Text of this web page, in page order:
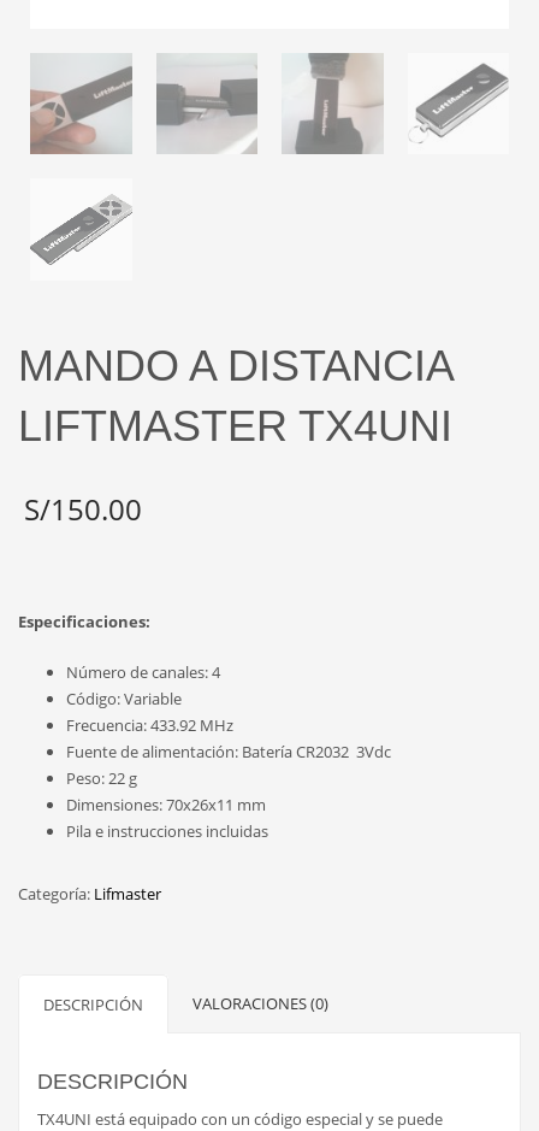
MANDO A DISTANCIA
LIFTMASTER TX4UNI
S/150.00
Especificaciones:
Número de canales: 4
Código: Variable
Frecuencia: 433.92 MHz
Fuente de alimentación: Batería CR2032 3Vdc
Peso: 22 g
Dimensiones: 70x26x11 mm
Pila e instrucciones incluidas
Categoría: Lifmaster
DESCRIPCIÓN VALORACIONES (0)
DESCRIPCIÓN
TX4UNI está equipado con un código especial y se puede